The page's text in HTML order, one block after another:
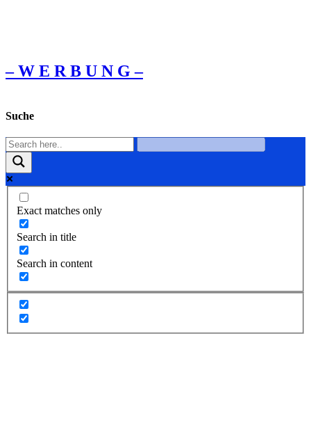
– W Ε R Β U Ν G –
Suche
Exact matches only
Search in title
Search in content